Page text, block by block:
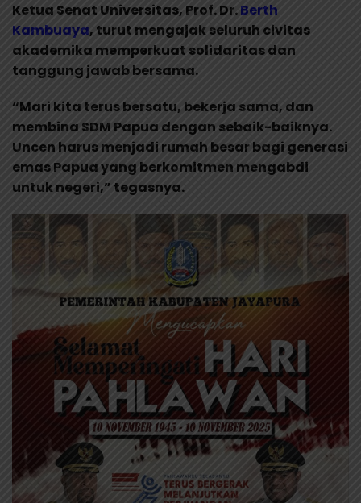
Ketua Senat Universitas, Prof. Dr.Berth
Kambuaya, turut mengajak seluruh civitas
akademika memperkuat solidaritas dan
tanggung jawab bersama.
“Mari kita terus bersatu, bekerja sama, dan
membina SDM Papua dengan sebaik-baiknya.
Uncen harus menjadi rumah besar bagi generasi
emas Papua yang berkomitmen mengabdi
untuk negeri,” tegasnya.